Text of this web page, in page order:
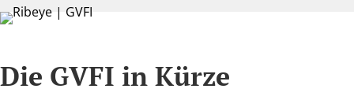
Die GVFI in Kürze